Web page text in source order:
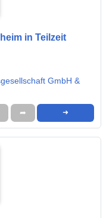
in Teilzeit
GmbH &
➦ ➜